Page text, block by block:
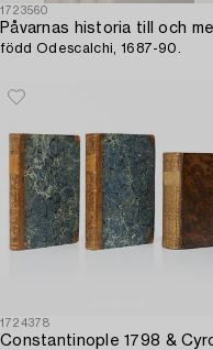
1723560
född Odescalchi, 1687-90.
1724378